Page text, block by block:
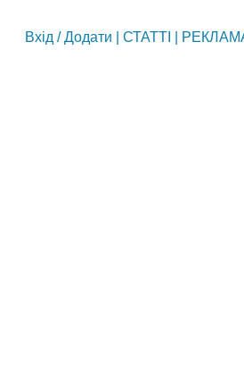
Вхід /Додати СТАТТІ